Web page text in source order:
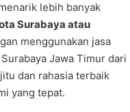
lebih banyak
Surabaya atau
menggunakan jasa
Jawa Timur dari
dan rahasia terbaik
yang tepat.